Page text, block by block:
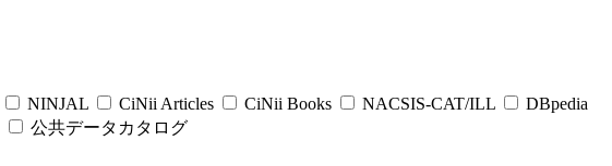
NINJAL CiNii Articles CiNii Books NACSIS-CAT/ILL
DBpedia
公共データカタログ